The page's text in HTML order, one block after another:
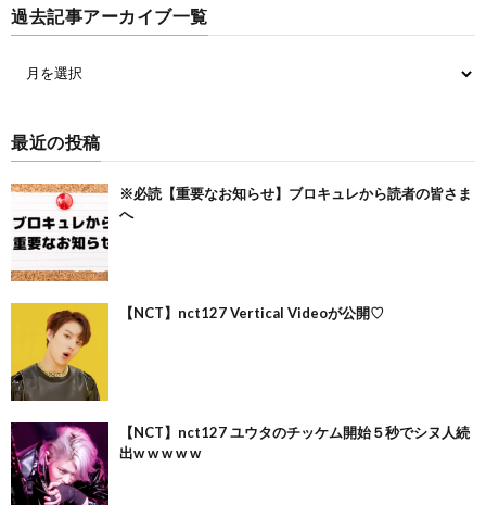
過去記事アーカイブ一覧
最近の投稿
※必読【重要なお知らせ】ブロキュレから読者の皆さま
へ
【NCT】nct127 Vertical Videoが公開♡
【NCT】nct127 ユウタのチッケム開始５秒でシヌ人続
出w w w w w